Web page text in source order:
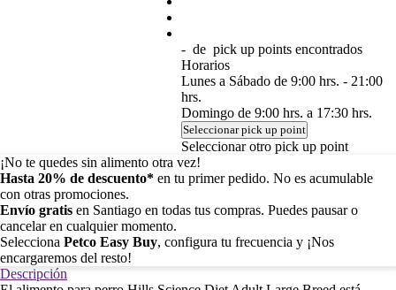
- de pick up points encontrados
Horarios
Lunes a Sábado de 9:00 hrs. - 21:00
hrs.
Domingo de 9:00 hrs. a 17:30 hrs.
Seleccionar pick up point
Seleccionar otro pick up point
¡No te quedes sin alimento otra vez!
Hasta 20% de descuento* en tu primer pedido. No es acumulable
con otras promociones.
Envío gratis en Santiago en todas tus compras. Puedes pausar o
cancelar en cualquier momento.
Selecciona Petco Easy Buy, configura tu frecuencia y ¡Nos
encargaremos del resto!
Descripción